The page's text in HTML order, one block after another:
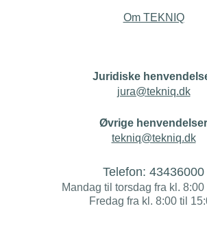
Om TEKNIQ
Juridiske
jura@tekniq.dk
Øvrige henvendelser
tekniq@tekniq.dk
Telefon: 43436000
Mandag til torsdag fra kl.
Fredag fra kl. 8:00 til